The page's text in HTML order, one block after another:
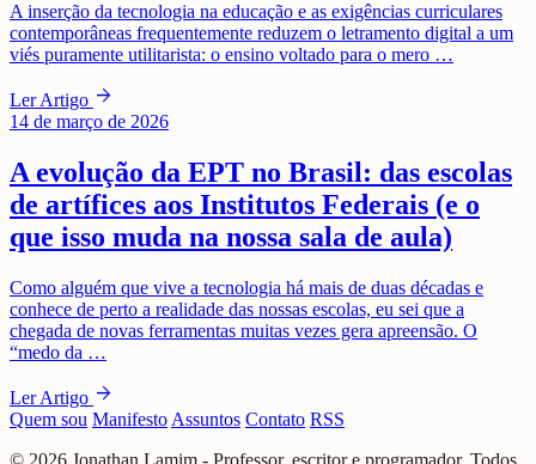
A inserção da tecnologia na educação e as exigências curriculares
contemporâneas frequentemente reduzem o letramento digital a um
viés puramente utilitarista: o ensino voltado para o mero …
Ler Artigo arrow_forward
14 de março de 2026
A evolução da EPT no Brasil: das escolas
de artífices aos Institutos Federais (e o
que isso muda na nossa sala de aula)
Como alguém que vive a tecnologia há mais de duas décadas e
conhece de perto a realidade das nossas escolas, eu sei que a
chegada de novas ferramentas muitas vezes gera apreensão. O
“medo da …
Ler Artigo arrow_forward
Quem sou Manifesto Assuntos Contato RSS